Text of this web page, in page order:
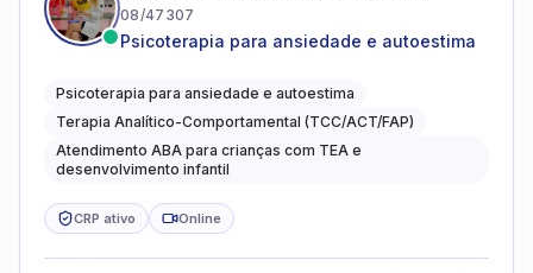
08/47307
Psicoterapia para ansiedade e autoestima
Psicoterapia para ansiedade e autoestima
Terapia Analítico-Comportamental (TCC/ACT/FAP)
Atendimento ABA para crianças com TEA e
desenvolvimento infantil
CRP ativo Online